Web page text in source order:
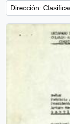
Dirección: